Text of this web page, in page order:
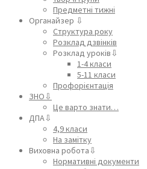
Предметні тижні
Органайзер ⇩
Структура року
Розклад дзвінків
Розклад уроків⇩
1-4 класи
5-11 класи
Профорієнтація
ЗНО⇩
Це варто знати…
ДПА⇩
4,9 класи
На замітку
Виховна робота⇩
Нормативні документи